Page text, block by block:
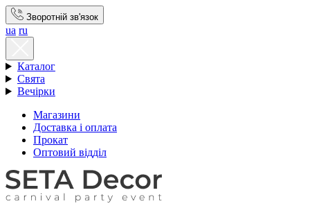
Зворотній зв'язок
ua ru
Каталог
Свята
Вечірки
Магазини
Доставка і оплата
Прокат
Оптовий відділ